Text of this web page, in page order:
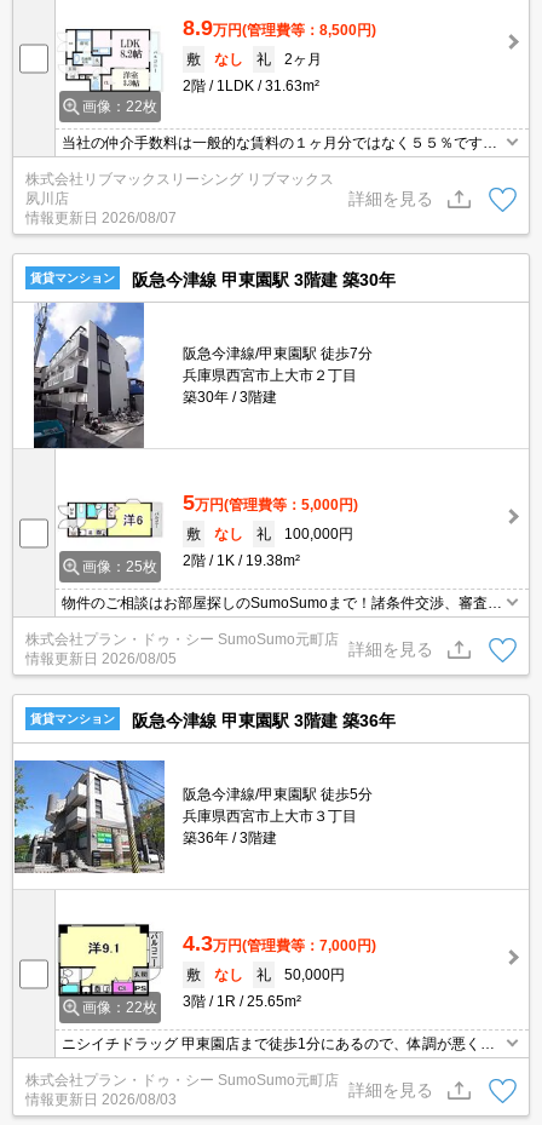
画像：22枚
8.9万円(管理費等：8,500円)
敷
なし 礼
2ヶ月
2階
1LDK 31.63m²
当社の仲介手数料は一般的な賃料の１ヶ月分ではなく５５％です。
防犯・防音・耐震性に優れた鉄筋コンクリート造。初期費用クレジ
ット支払可能。他社掲載物件もまとめてご紹介可能です。問合せ当
日でもご対応可能。土日祝日は混み合いますのでお早めにご予約く
ださい。
株式会社リブマックスリーシング リブマックス
夙川店
情報更新日 2026/08/07
詳細を見る
賃貸マンション 阪急今津線 甲東園駅 3階建 築30年
阪急今津線/甲東園駅 徒歩7分
兵庫県西宮市上大市２丁目
築30年
3階建
画像：25枚
5万円(管理費等：5,000円)
敷
なし 礼
100,000円
2階
1K 19.38m²
物件のご相談はお部屋探しのSumoSumoまで！諸条件交渉、審査等
自信がございます！是非一度ご相談ください♪♪
株式会社プラン・ドゥ・シー SumoSumo元町店
情報更新日 2026/08/05
詳細を見る
賃貸マンション 阪急今津線 甲東園駅 3階建 築36年
阪急今津線/甲東園駅 徒歩5分
兵庫県西宮市上大市３丁目
築36年
3階建
画像：22枚
4.3万円(管理費等：7,000円)
敷
なし 礼
50,000円
3階
1R 25.65m²
ニシイチドラッグ 甲東園店まで徒歩1分にあるので、体調が悪くな
っても安心。セキュリティ面は、オートロック・TVインターホンな
どを設置しているので安全面でも優れております。室内設備はCAT
V・CS・エアコンなどが揃っており、とても充実しています。一口
コンロが付いています。
株式会社プラン・ドゥ・シー SumoSumo元町店
情報更新日 2026/08/03
詳細を見る